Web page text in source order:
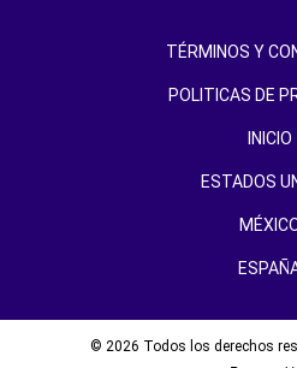
TÉRMINOS Y
POLITICAS DE
INICIO
ESTADOS
© 2026 Todos los derechos